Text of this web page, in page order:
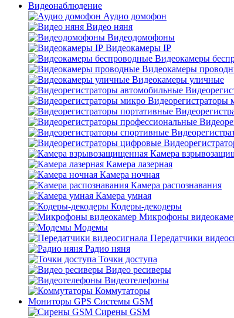
Видеонаблюдение
Аудио домофон
Видео няня
Видеодомофоны
Видеокамеры IP
Видеокамеры
Видеокамеры
Видеокамеры уличные
Видеорегистраторы
Камера
Камера лазерная
Камера ночная
Камера распознавания
Камера умная
Кодеры-декодеры
Микрофоны
Модемы
Передатчики
Радио няня
Точки доступа
Видео ресиверы
Видеотелефоны
Коммутаторы
Мониторы GPS Системы GSM
Сирены GSM